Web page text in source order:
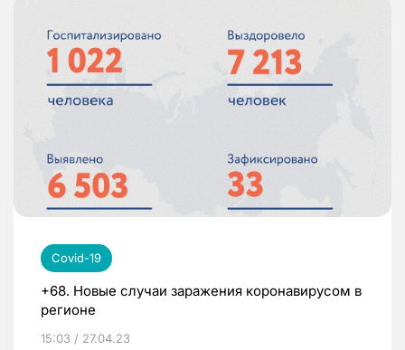
Covid-19
+68. Новые случаи заражения коронавирусом в
регионе
15:03 / 27.04.23